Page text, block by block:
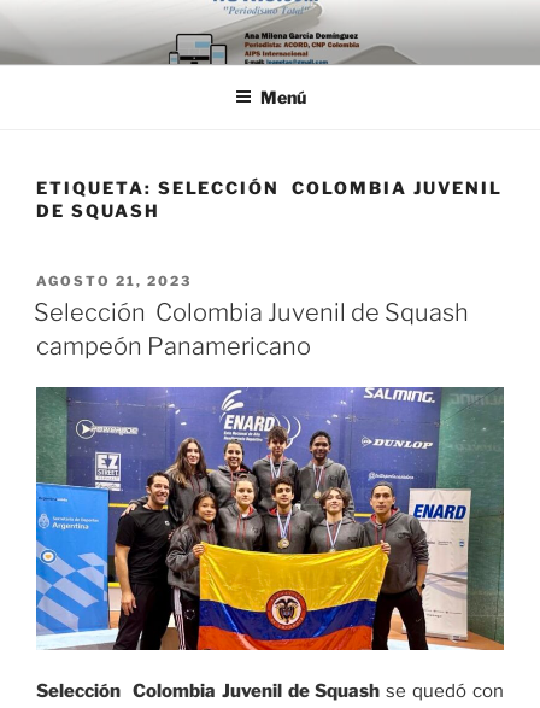
Saltar
al
contenido
Menú
ETIQUETA: SELECCIÓN COLOMBIA JUVENIL
DE SQUASH
PUBLICADO
EL
AGOSTO 21, 2023
Selección Colombia Juvenil de Squash
campeón Panamericano
Selección Colombia Juvenil de Squashse quedó con